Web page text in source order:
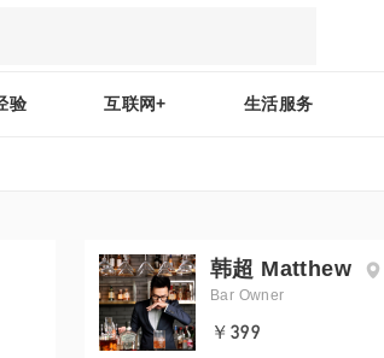
验 互联网+ 生活服务
韩超 Matthew
Bar Owner
￥399